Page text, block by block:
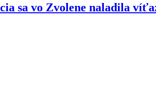
sa vo Zvolene naladila